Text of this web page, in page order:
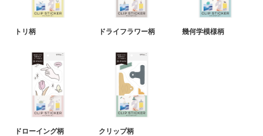
トリ柄 ドライフラワー柄 幾何学模様柄
ドローイング柄 クリップ柄